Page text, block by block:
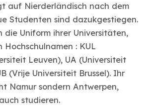
auf Nierderländisch nach dem
Studenten sind dazukgestiegen.
die Uniform ihrer Universitäten,
: KUL
Leuven), UA (Universiteit
(Vrije Universiteit Brussel). Ihr
Namur sondern Antwerpen,
studieren.